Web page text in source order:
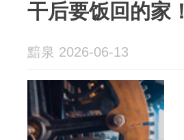
干后要饭回的家！
黯泉 2026-06-13